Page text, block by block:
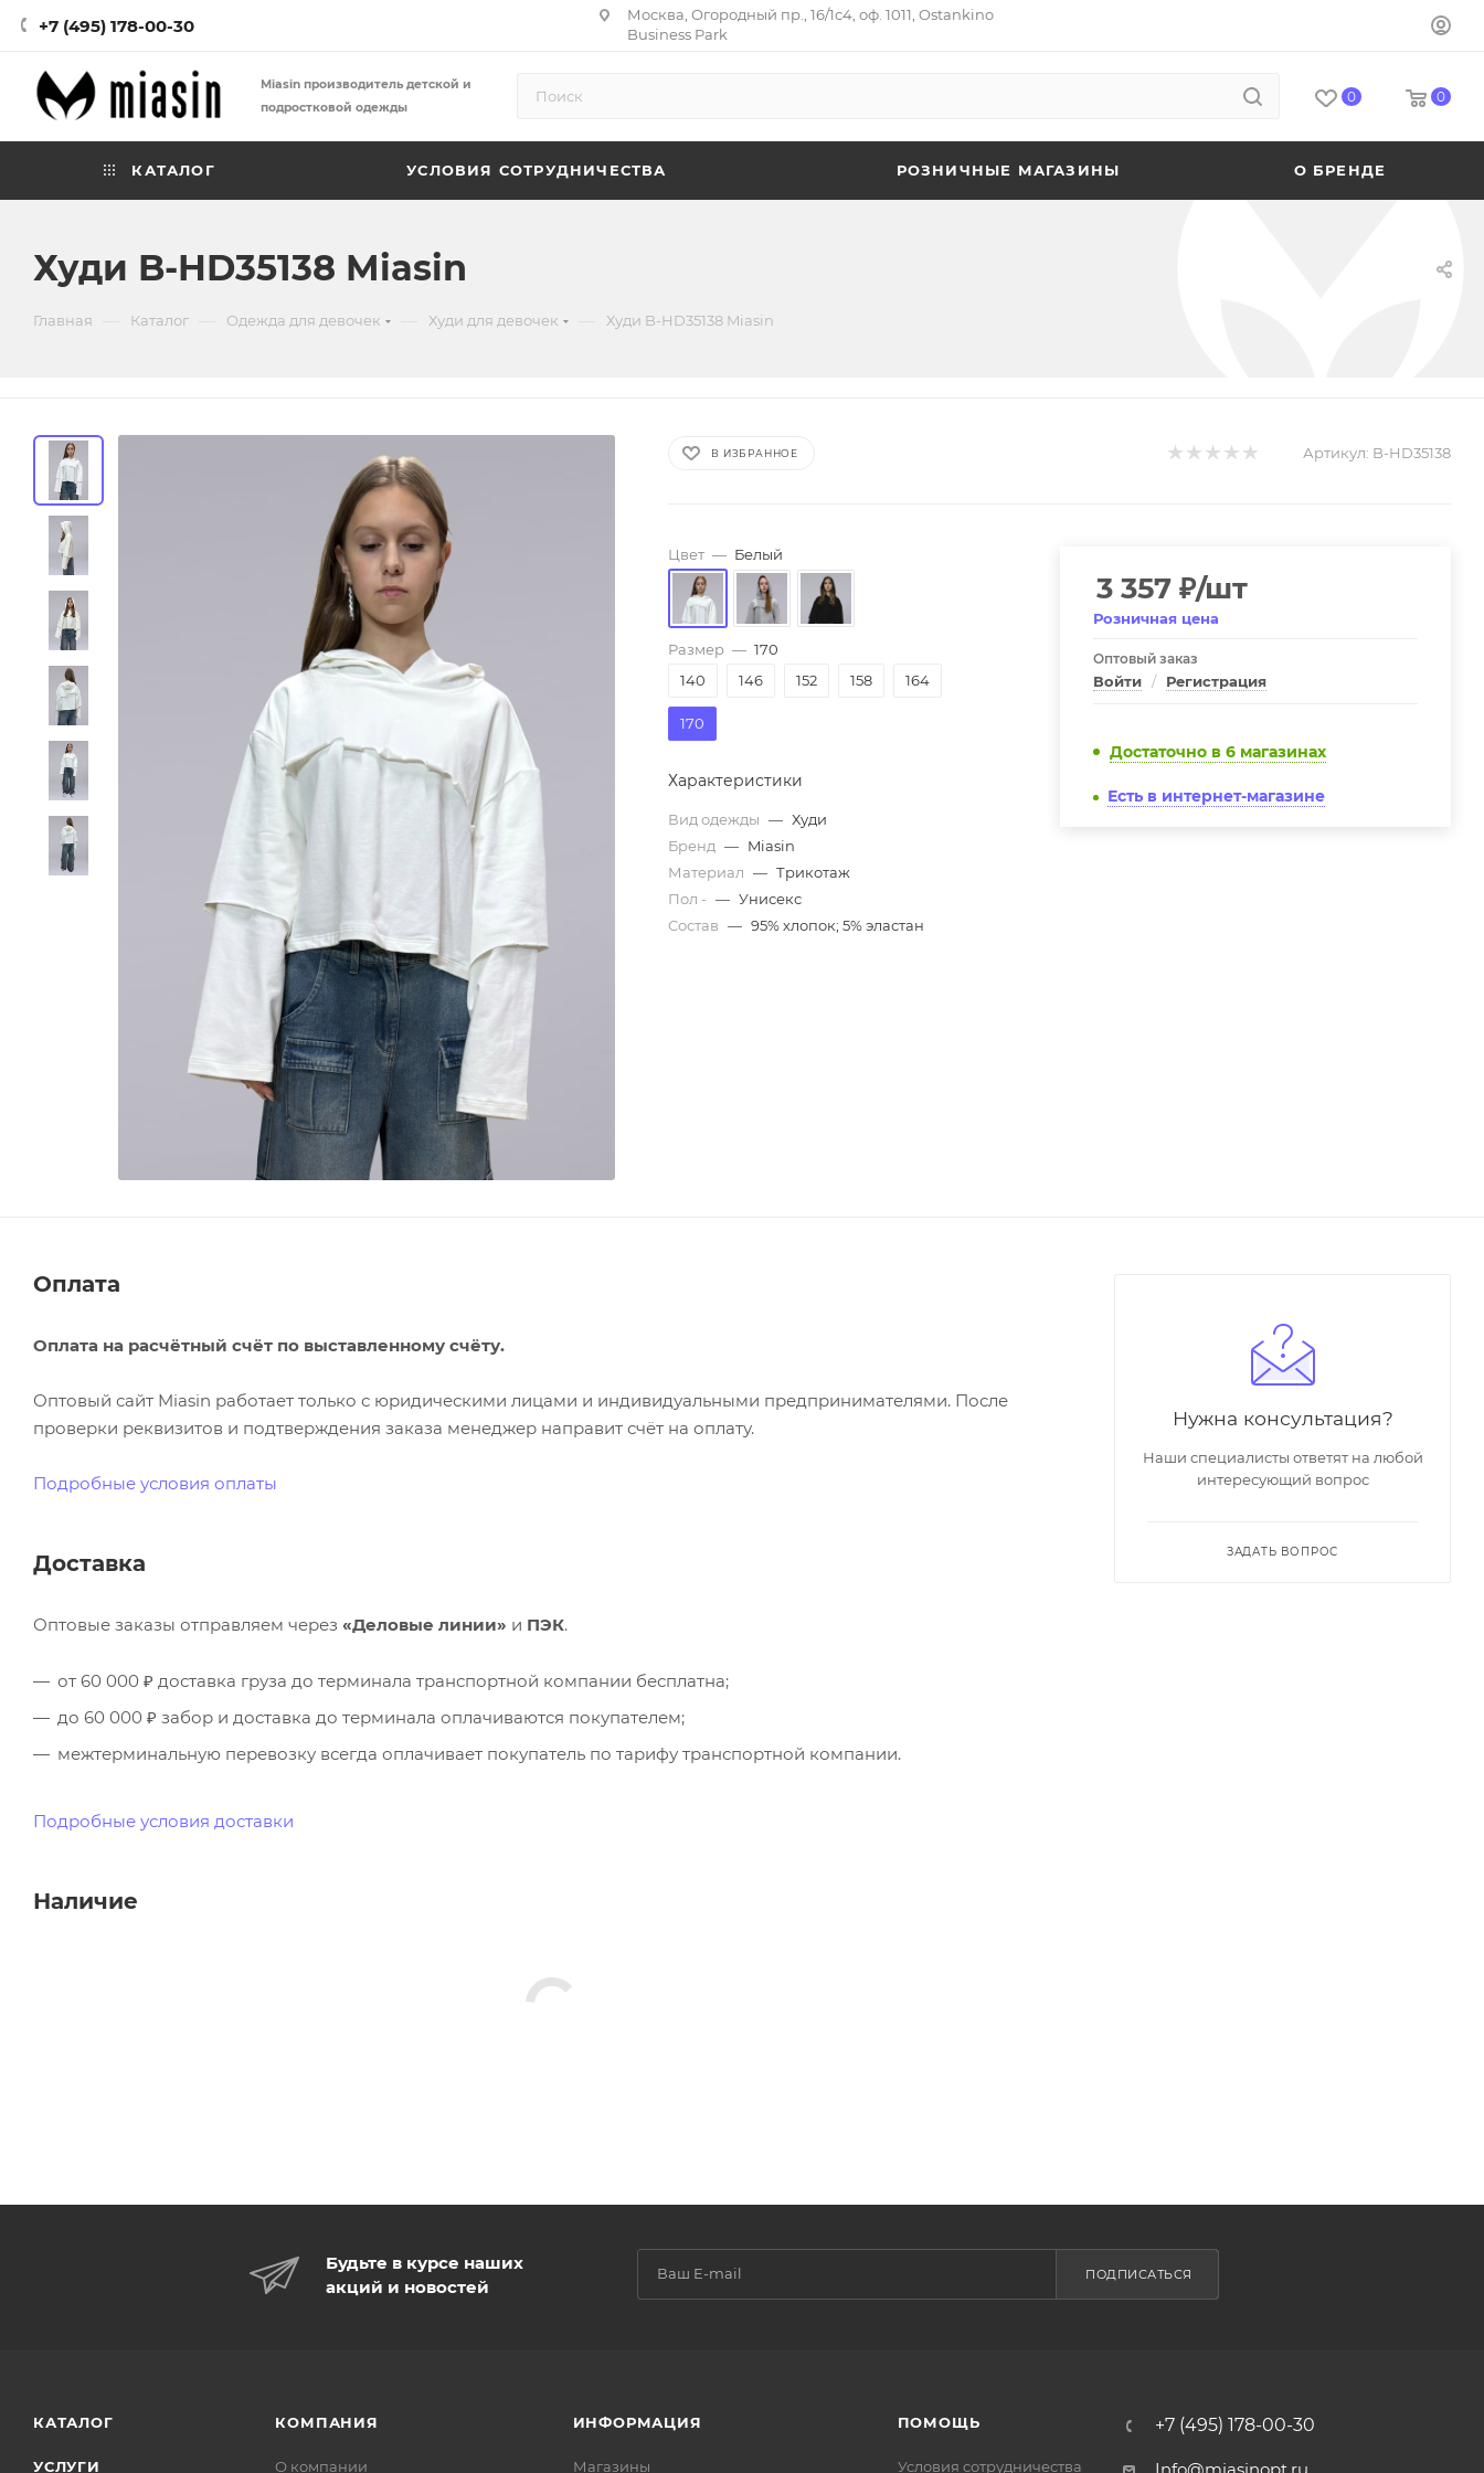
+7 (495) 178-00-30
Москва, Огородный пр., 16/1с4, оф. 1011, Ostankino
Business Park
Miasin производитель детской и
подростковой одежды
0 0
КАТАЛОГ УСЛОВИЯ СОТРУДНИЧЕСТВА РОЗНИЧНЫЕ МАГАЗИНЫ О БРЕНДЕ
Худи B-HD35138 Miasin
Главная Каталог Одежда для девочек Худи для девочек Худи B-HD35138 Miasin
В ИЗБРАННОЕ Артикул: B-HD35138
Цвет — Белый
Размер — 170
140
146 152 158 164
170
Характеристики
Вид одежды — Худи
Бренд — Miasin
Материал — Трикотаж
Пол - — Унисекс
Состав — 95% хлопок; 5% эластан
3 357₽/шт
Розничная цена
Оптовый заказ
Войти / Регистрация
Достаточно в 6 магазинах
Есть в интернет-магазине
Оплата
Оплата на расчётный счёт по выставленному счёту.
Оптовый сайт Miasin работает только с юридическими лицами и индивидуальными предпринимателями. После
проверки реквизитов и подтверждения заказа менеджер направит счёт на оплату.
Подробные условия оплаты
Доставка
Оптовые заказы отправляем через «Деловые линии» и ПЭК.
от 60 000 ₽ доставка груза до терминала транспортной компании бесплатна;
до 60 000 ₽ забор и доставка до терминала оплачиваются покупателем;
межтерминальную перевозку всегда оплачивает покупатель по тарифу транспортной компании.
Подробные условия доставки
Наличие
Нужна консультация?
Наши специалисты ответят на любой
интересующий вопрос
ЗАДАТЬ ВОПРОС
Будьте в курсе наших
акций и новостей
ПОДПИСАТЬСЯ
КАТАЛОГ
УСЛУГИ
КОМПАНИЯ
О компании
ИНФОРМАЦИЯ
Магазины
ПОМОЩЬ
Условия сотрудничества
+7 (495) 178-00-30